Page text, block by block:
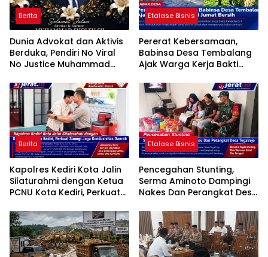
Berita
Dunia Advokat dan Aktivis
Berduka, Pendiri No Viral
No Justice Muhammad
Etalase Bisnis
Pererat Kebersamaan,
Babinsa Desa Tembalang
Ajak Warga Kerja Bakti
Berita
Kapolres Kediri Kota Jalin
Silaturahmi dengan Ketua
PCNU Kota Kediri, Perkuat
Daerah
Etalase Bisnis
Pencegahan Stunting,
Serma Aminoto Dampingi
Nakes Dan Perangkat Desa